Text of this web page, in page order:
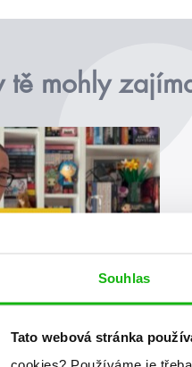
Souhlas
Tato webová stránka
tě mohly